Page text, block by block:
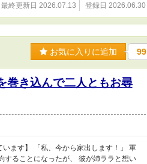
最終更新日 2026.07.13 登録日 2026.06.30
お気に入りに追加 99
巻き込んで二人ともお尋
います】 「私、今から家出します！」 軍
することになったが、 彼が姉ララと想い